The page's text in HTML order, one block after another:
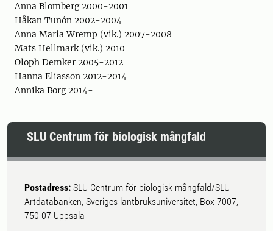
Anna Blomberg 2000-2001
Håkan Tunón 2002-2004
Anna Maria Wremp (vik.) 2007-2008
Mats Hellmark (vik.) 2010
Oloph Demker 2005-2012
Hanna Eliasson 2012-2014
Annika Borg 2014-
SLU Centrum för biologisk mångfald
Postadress: SLU Centrum för biologisk mångfald/SLU
Artdatabanken, Sveriges lantbruksuniversitet, Box 7007,
750 07 Uppsala